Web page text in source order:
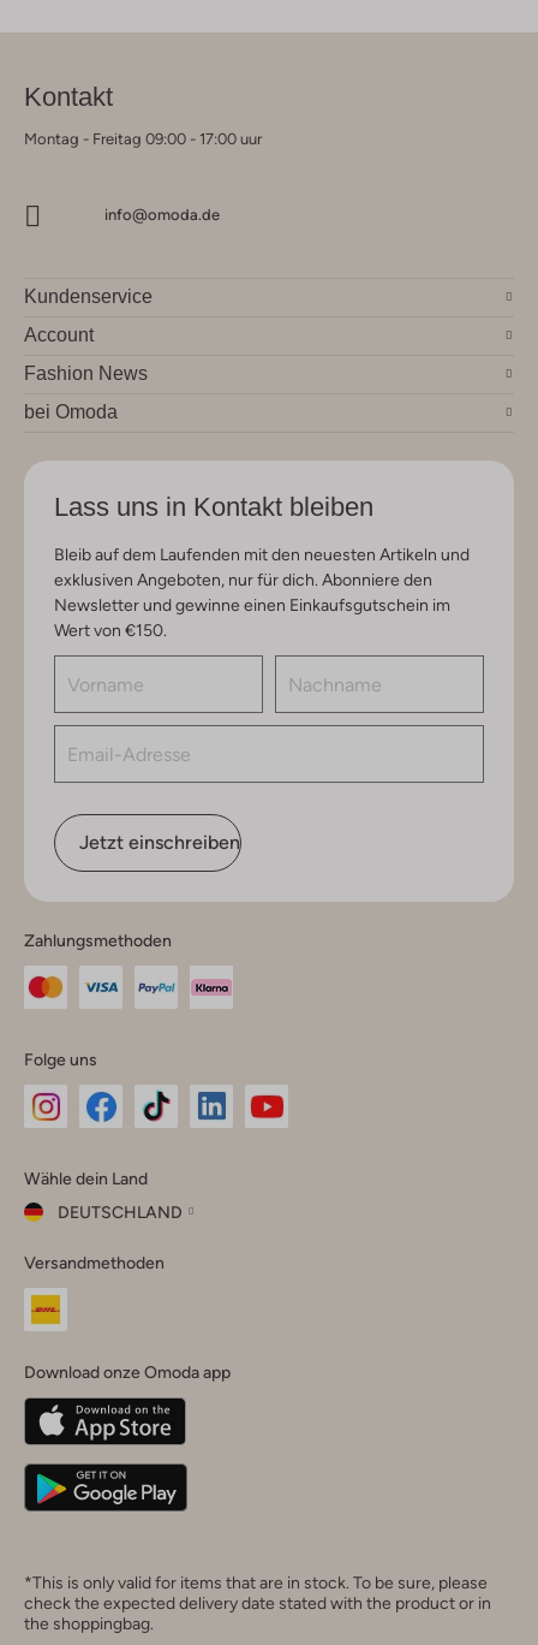
Kontakt
Montag - Freitag 09:00 - 17:00 uur
info@omoda.de
Kundenservice
Account
Fashion News
bei Omoda
Lass uns in Kontakt bleiben
Bleib auf dem Laufenden mit den neuesten Artikeln und
exklusiven Angeboten, nur für dich. Abonniere den
Newsletter und gewinne einen Einkaufsgutschein im
Wert von €150.
Jetzt einschreiben
Zahlungsmethoden
Folge uns
Instagram
Facebook
TikTok
Wähle dein Land
DEUTSCHLAND
dein
Land
Belgique(Français)
Deutschland
Versandmethoden
Download onze Omoda app
*This is only valid for items that are in stock. To be sure, please
check the expected delivery date stated with the product or in
the shoppingbag.